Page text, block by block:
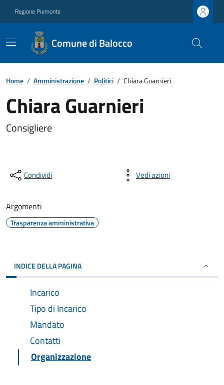
Regione Piemonte
Comune di Balocco
Home / Amministrazione / Politici / Chiara Guarnieri
Chiara Guarnieri
Consigliere
Condividi Vedi azioni
Argomenti
Trasparenza amministrativa
INDICE DELLA PAGINA
Incarico
Tipo di Incarico
Mandato
Contatti
Organizzazione